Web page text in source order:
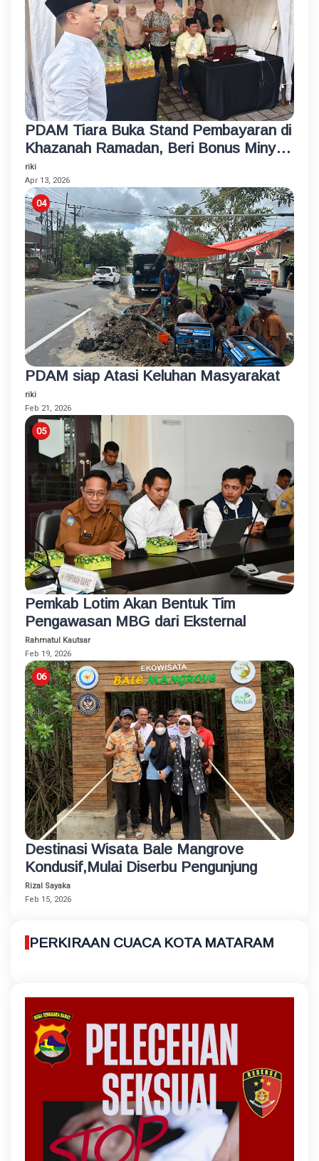
PDAM Tiara Buka Stand Pembayaran di
Khazanah Ramadan, Beri Bonus Minyak
Goreng
riki
Apr 13, 2026
PDAM siap Atasi Keluhan Masyarakat
riki
Feb 21, 2026
Pemkab Lotim Akan Bentuk Tim
Pengawasan MBG dari Eksternal
Rahmatul Kautsar
Feb 19, 2026
Destinasi Wisata Bale Mangrove
Kondusif,Mulai Diserbu Pengunjung
Rizal Sayaka
Feb 15, 2026
PERKIRAAN CUACA KOTA MATARAM